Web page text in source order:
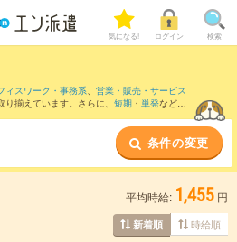
気になる! ログイン 検索
ィスワーク・事務系、 営業・販売・サービス
揃えています。さらに、 短期 ・ 単発などの
大阪梅田(阪急線)駅
など近隣駅
条件の変更
平均時給: 1,455 円
新着順 時給順